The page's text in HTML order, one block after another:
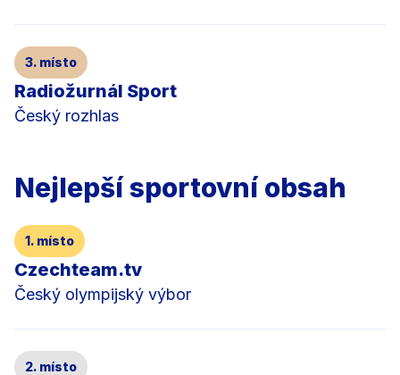
3. místo
Radiožurnál Sport
Český rozhlas
Nejlepší sportovní obsah
1. místo
Czechteam.tv
Český olympijský výbor
2. místo